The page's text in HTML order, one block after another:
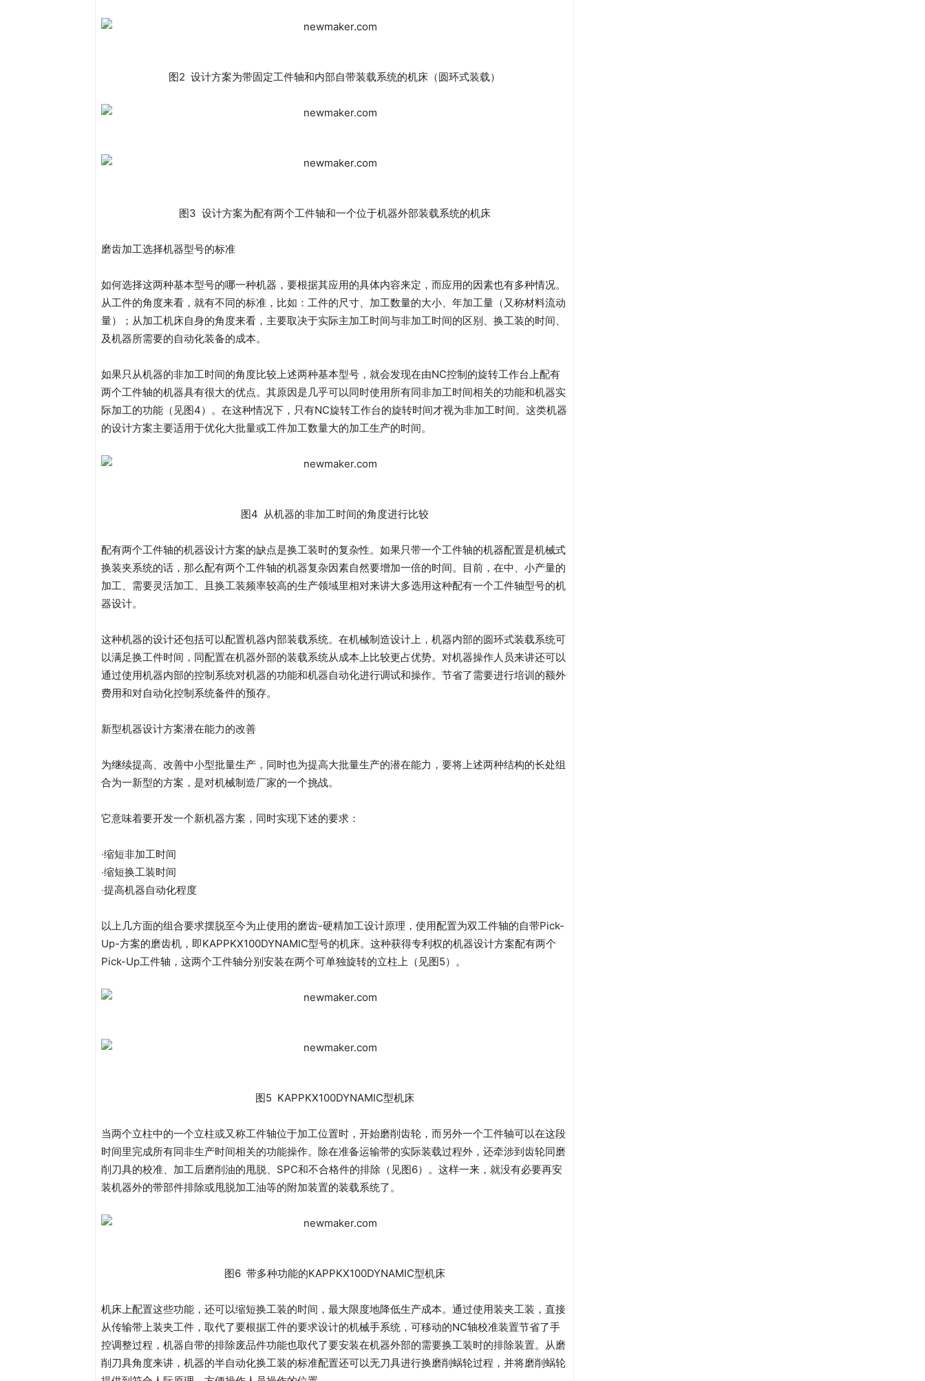
图2 设计方案为带固定工件轴和内部自带装载系统的机床（圆环式装载）
图3 设计方案为配有两个工件轴和一个位于机器外部装载系统的机床
磨齿加工选择机器型号的标准
如何选择这两种基本型号的哪一种机器，要根据其应用的具体内容来定，而应用的因素也有多种情况。
从工件的角度来看，就有不同的标准，比如：工件的尺寸、加工数量的大小、年加工量（又称材料流动
量）；从加工机床自身的角度来看，主要取决于实际主加工时间与非加工时间的区别、换工装的时间、
及机器所需要的自动化装备的成本。
如果只从机器的非加工时间的角度比较上述两种基本型号，就会发现在由NC控制的旋转工作台上配有
两个工件轴的机器具有很大的优点。其原因是几乎可以同时使用所有同非加工时间相关的功能和机器实
际加工的功能（见图4）。在这种情况下，只有NC旋转工作台的旋转时间才视为非加工时间。这类机器
的设计方案主要适用于优化大批量或工件加工数量大的加工生产的时间。
图4 从机器的非加工时间的角度进行比较
配有两个工件轴的机器设计方案的缺点是换工装时的复杂性。如果只带一个工件轴的机器配置是机械式
换装夹系统的话，那么配有两个工件轴的机器复杂因素自然要增加一倍的时间。目前，在中、小产量的
加工、需要灵活加工、且换工装频率较高的生产领域里相对来讲大多选用这种配有一个工件轴型号的机
器设计。
这种机器的设计还包括可以配置机器内部装载系统。在机械制造设计上，机器内部的圆环式装载系统可
以满足换工件时间，同配置在机器外部的装载系统从成本上比较更占优势。对机器操作人员来讲还可以
通过使用机器内部的控制系统对机器的功能和机器自动化进行调试和操作。节省了需要进行培训的额外
费用和对自动化控制系统备件的预存。
新型机器设计方案潜在能力的改善
为继续提高、改善中小型批量生产，同时也为提高大批量生产的潜在能力，要将上述两种结构的长处组
合为一新型的方案，是对机械制造厂家的一个挑战。
它意味着要开发一个新机器方案，同时实现下述的要求：
‧缩短非加工时间
‧缩短换工装时间
‧提高机器自动化程度
以上几方面的组合要求摆脱至今为止使用的磨齿-硬精加工设计原理，使用配置为双工件轴的自带Pick-
Up-方案的磨齿机，即KAPPKX100DYNAMIC型号的机床。这种获得专利权的机器设计方案配有两个
Pick-Up工件轴，这两个工件轴分别安装在两个可单独旋转的立柱上（见图5）。
图5 KAPPKX100DYNAMIC型机床
当两个立柱中的一个立柱或又称工件轴位于加工位置时，开始磨削齿轮，而另外一个工件轴可以在这段
时间里完成所有同非生产时间相关的功能操作。除在准备运输带的实际装载过程外，还牵涉到齿轮同磨
削刀具的校准、加工后磨削油的甩脱、SPC和不合格件的排除（见图6）。这样一来，就没有必要再安
装机器外的带部件排除或甩脱加工油等的附加装置的装载系统了。
图6 带多种功能的KAPPKX100DYNAMIC型机床
机床上配置这些功能，还可以缩短换工装的时间，最大限度地降低生产成本。通过使用装夹工装，直接
从传输带上装夹工件，取代了要根据工件的要求设计的机械手系统，可移动的NC轴校准装置节省了手
控调整过程，机器自带的排除废品件功能也取代了要安装在机器外部的需要换工装时的排除装置。从磨
削刀具角度来讲，机器的半自动化换工装的标准配置还可以无刀具进行换磨削蜗轮过程，并将磨削蜗轮